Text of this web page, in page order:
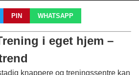
PIN WHATSAPP
i eget hjem –
knappere og treningssentre kan